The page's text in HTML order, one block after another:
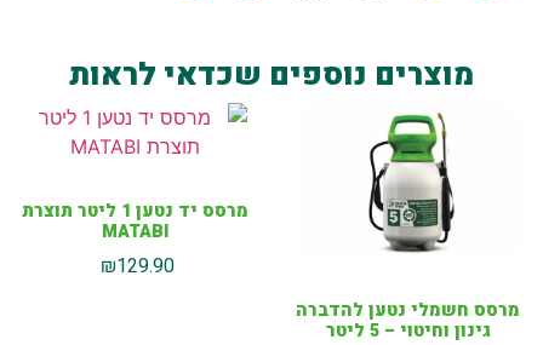
מוצרים נוספים שכדאי לראות
מרסס חשמלי נטען להדברה
גינון וחיטוי – 5 ליטר
מרסס יד נטען 1 ליטר תוצרת
MATABI
₪129.90